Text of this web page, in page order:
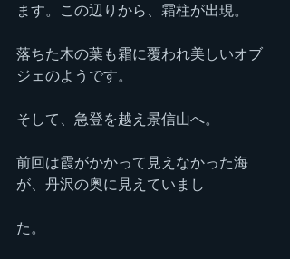
ます。この辺りから、霜柱が出現。
落ちた木の葉も霜に覆われ美しいオブ
ジェのようです。
そして、急登を越え景信山へ。
前回は霞がかかって見えなかった海
が、丹沢の奥に見えていまし
た。